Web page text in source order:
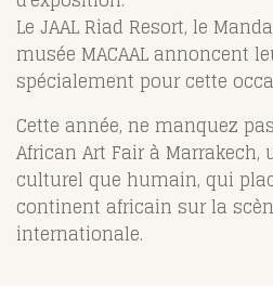
Le JAAL Riad Resort, le
musée MACAAL annoncent
spécialement pour cette
Cette année, ne manquez
African Art Fair à
culturel que humain, qui
continent africain sur la
internationale.